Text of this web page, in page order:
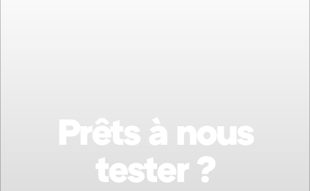
Prêts à nous
tester ?